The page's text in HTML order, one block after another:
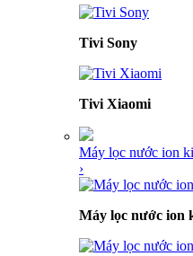
Tivi Sony
Tivi Xiaomi
Máy lọc nước ion
›
Máy lọc nước ion